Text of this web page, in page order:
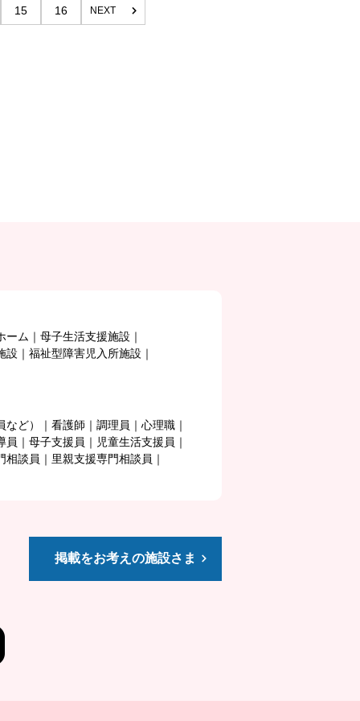
15 16 NEXT
ーム
母子生活支援施設
設
福祉型障害児入所施設
ど）
看護師 調理員
心理職
員 母子支援員
児童生活支援員
相談員
里親支援専門相談員
掲載をお考えの施設さま